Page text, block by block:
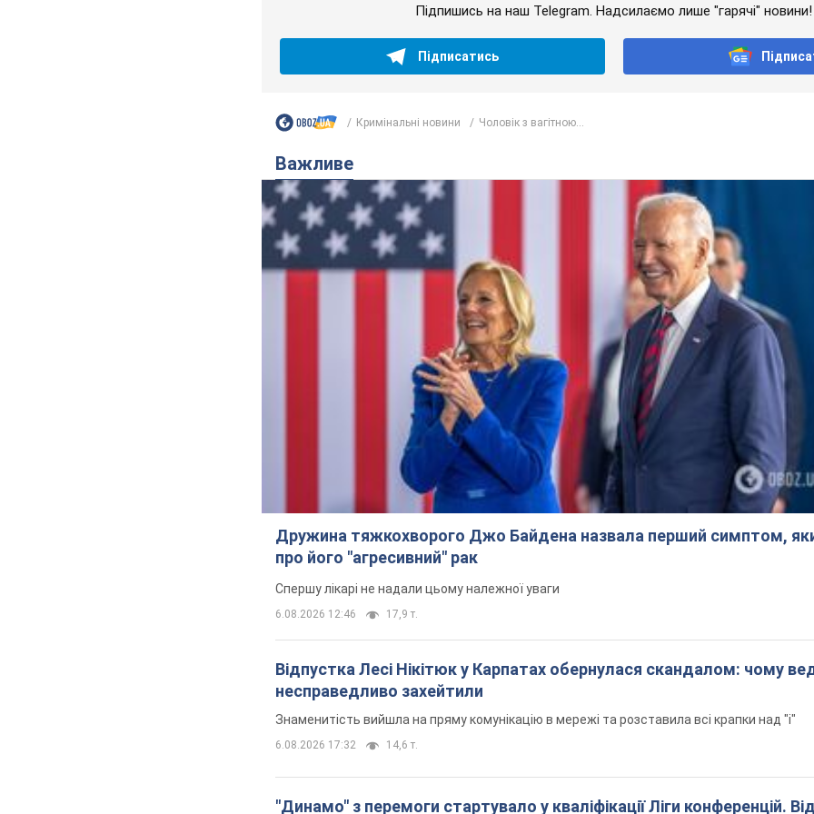
Підпишись на наш Telegram. Надсилаємо лише "гарячі" новини!
Підписатись
Кримінальні новини Чоловік з вагітною...
Важливе
Дружина тяжкохворого Джо Байдена назвала перший симптом,
про його "агресивний" рак
Спершу лікарі не надали цьому належної уваги
6.08.2026 12:46 17,9 т.
Відпустка Лесі Нікітюк у Карпатах обернулася скандалом: чому
несправедливо захейтили
Знаменитість вийшла на пряму комунікацію в мережі та розставила всі крапки над "і"
6.08.2026 17:32 14,6 т.
"Динамо" з перемоги стартувало у кваліфікації Ліги конференцій.